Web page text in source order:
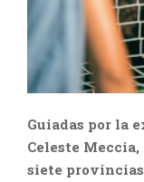
Guiadas por la
Celeste
siete